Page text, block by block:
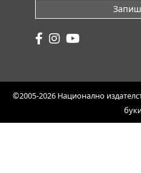
©2005-2026 Национално